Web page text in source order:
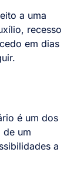
a uma
recesso
em dias
é um dos
de um
a